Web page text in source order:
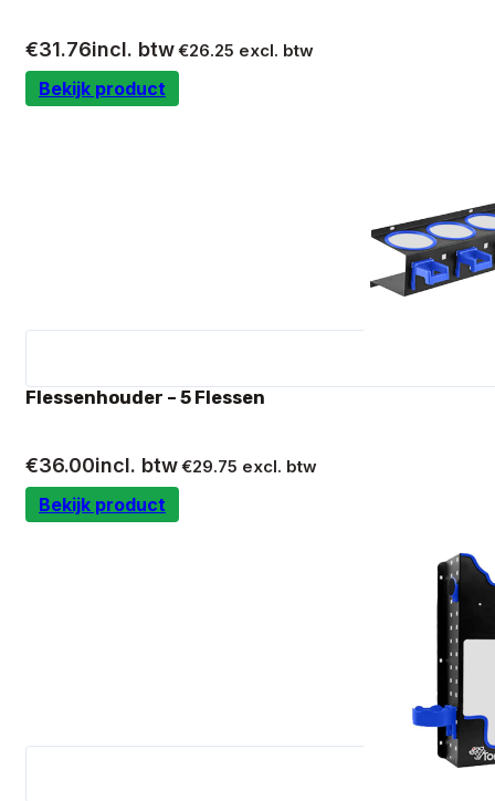
€31.76incl. btw€26.25 excl. btw
Bekijk product
Flessenhouder – 5 Flessen
€36.00incl. btw€29.75 excl. btw
Bekijk product